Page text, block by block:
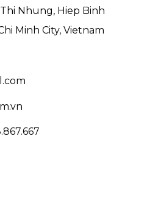
Nhung, Hiep Binh
Minh City, Vietnam